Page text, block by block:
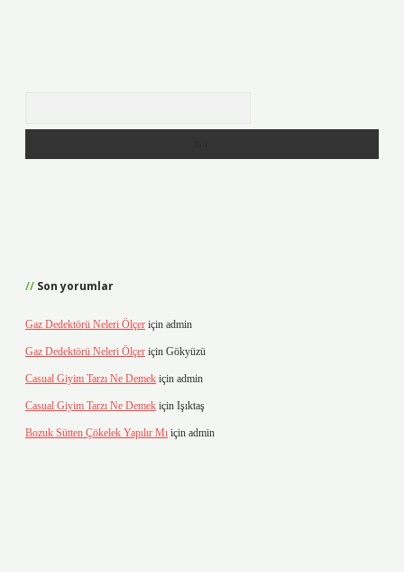
Son yorumlar
Gaz Dedektörü Neleri Ölçer için admin
Gaz Dedektörü Neleri Ölçer için Gökyüzü
Casual Giyim Tarzı Ne Demek için admin
Casual Giyim Tarzı Ne Demek için Işıktaş
Bozuk Sütten Çökelek Yapılır Mı için admin